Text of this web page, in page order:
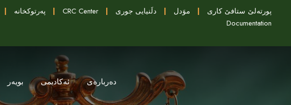
پورتەلێ ستافێ کاری | موَدل | دلَنيايى جورى |
CRC Center
| پەرتوکخانە |
Documentation
دەربارەی ئەکادیمی بویەر